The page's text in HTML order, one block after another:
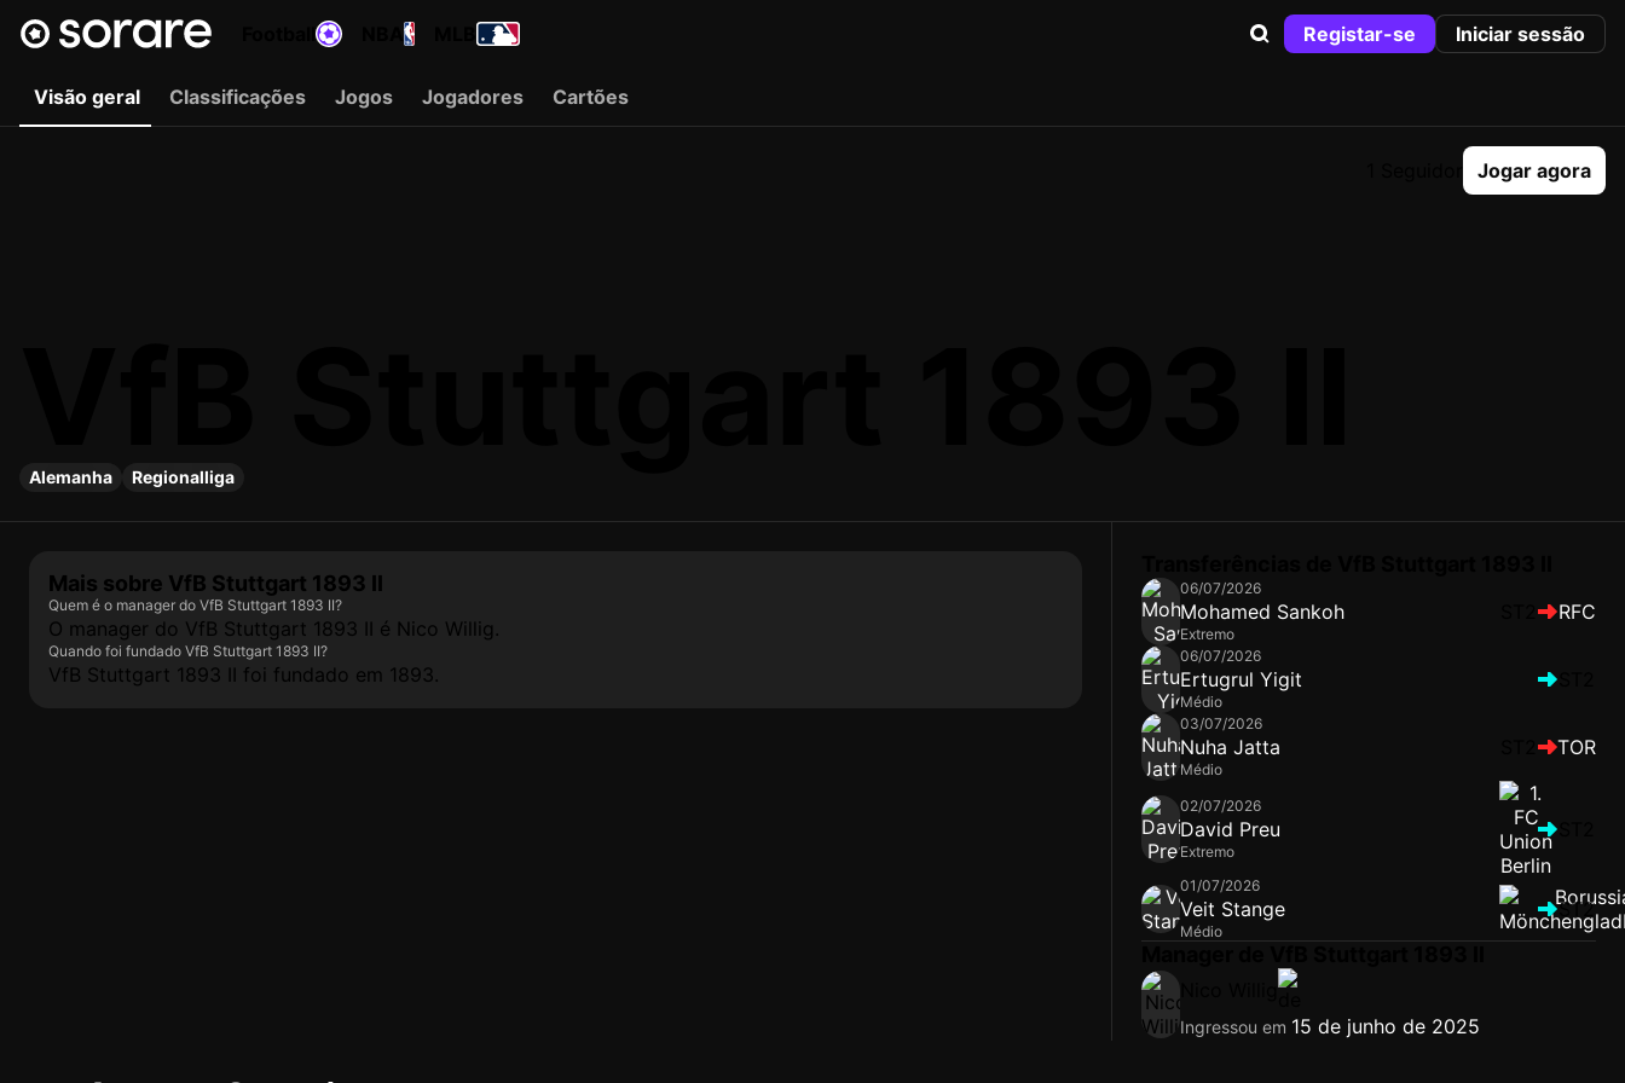
Registar-se Iniciar sessão
Visão geral Classificações Jogos Jogadores Cartões
Jogar agora
Alemanha Regionalliga
Mais sobre VfB Stuttgart 1893 II
Quem é o manager do VfB Stuttgart 1893 II?
O manager do VfB Stuttgart 1893 II é Nico Willig.
Quando foi fundado VfB Stuttgart 1893 II?
VfB Stuttgart 1893 II foi fundado em 1893.
06/07/2026
Mohamed Sankoh
Extremo
RFC
06/07/2026
Ertugrul Yigit
Médio
03/07/2026
Nuha Jatta
Médio
TOR
02/07/2026
David Preu
Extremo
01/07/2026
Veit Stange
Médio
ST2
Ingressou em 15 de junho de 2025